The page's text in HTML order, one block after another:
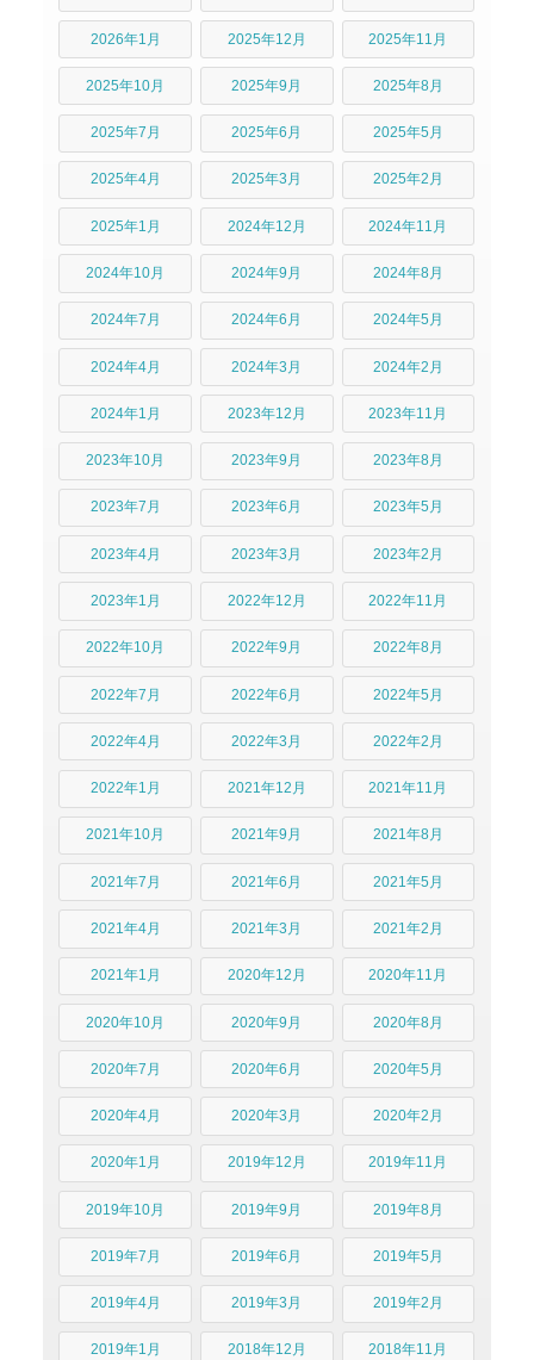
2026年1月 2025年12月 2025年11月
2025年10月 2025年9月 2025年8月
2025年7月 2025年6月 2025年5月
2025年4月 2025年3月 2025年2月
2025年1月 2024年12月 2024年11月
2024年10月 2024年9月 2024年8月
2024年7月 2024年6月 2024年5月
2024年4月 2024年3月 2024年2月
2024年1月 2023年12月 2023年11月
2023年10月 2023年9月 2023年8月
2023年7月 2023年6月 2023年5月
2023年4月 2023年3月 2023年2月
2023年1月 2022年12月 2022年11月
2022年10月 2022年9月 2022年8月
2022年7月 2022年6月 2022年5月
2022年4月 2022年3月 2022年2月
2022年1月 2021年12月 2021年11月
2021年10月 2021年9月 2021年8月
2021年7月 2021年6月 2021年5月
2021年4月 2021年3月 2021年2月
2021年1月 2020年12月 2020年11月
2020年10月 2020年9月 2020年8月
2020年7月 2020年6月 2020年5月
2020年4月 2020年3月 2020年2月
2020年1月 2019年12月 2019年11月
2019年10月 2019年9月 2019年8月
2019年7月 2019年6月 2019年5月
2019年4月 2019年3月 2019年2月
2019年1月 2018年12月 2018年11月